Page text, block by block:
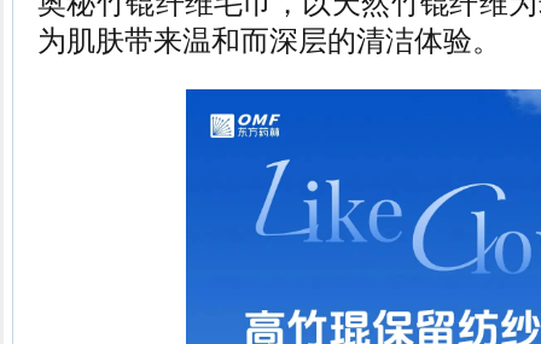
为肌肤带来温和而深层的清洁体验。